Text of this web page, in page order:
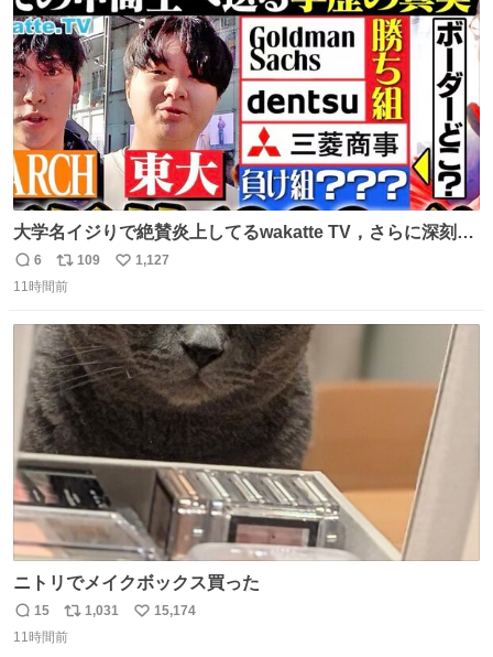
数
大学名イジりで絶賛炎上してるwakatte TV，さらに深刻な
問題はこっちでは？ ・都内の特定企業に入るのを極度に推
奨し，それ以外の地域で堅実に生きるのを周縁化する ・恋
化する ・院生が研究環境を求め他大学に移るのを批判する
過去例↓
返
信
6
リ
ポ
ト
数
109
い
数
1,127
11時間前
ニトリでメイクボックス買った
返
信
15
リ
ポ
1,031
い
15,174
11時間前